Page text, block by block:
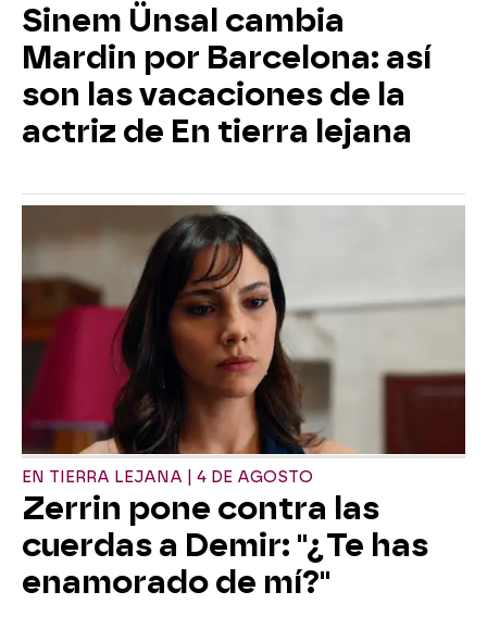
Sinem Ünsal cambia
Mardin por Barcelona: así
son las vacaciones de la
actriz de En tierra lejana
EN TIERRA LEJANA | 4 DE AGOSTO
Zerrin pone contra las
cuerdas a Demir: "¿Te has
enamorado de mí?"